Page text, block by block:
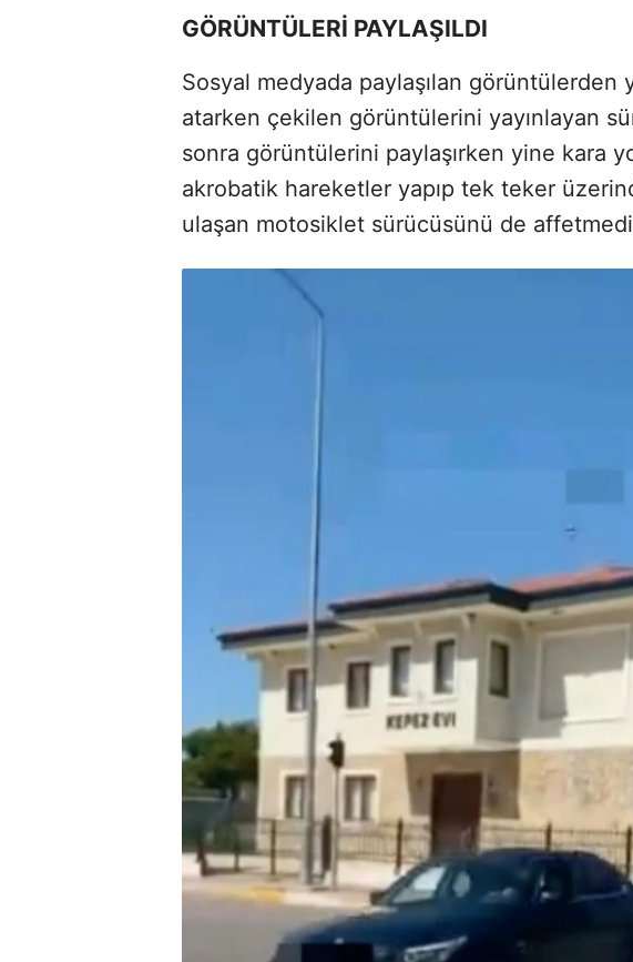
GÖRÜNTÜLERİ PAYLAŞILDI
Sosyal medyada paylaşılan
atarken çekilen görüntülerini yayınlayan
sonra görüntülerini paylaşırken yine kara
akrobatik hareketler yapıp tek teker
ulaşan motosiklet sürücüsünü de